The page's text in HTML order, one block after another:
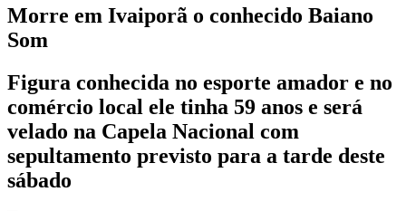
Morre em Ivaiporã o conhecido Baiano
Som
Figura conhecida no esporte amador e no
comércio local ele tinha 59 anos e será
velado na Capela Nacional com
sepultamento previsto para a tarde deste
sábado